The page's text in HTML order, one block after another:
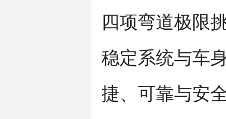
四项弯道极限
稳定系统与车
捷、可靠与安